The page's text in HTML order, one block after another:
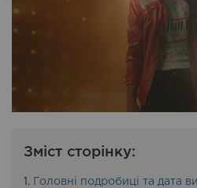
Зміст сторінку:
Головні подробиці та дата